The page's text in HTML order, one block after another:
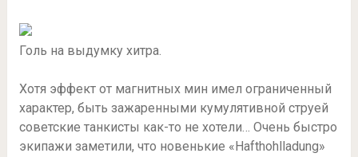
Голь на выдумку хитра.
Хотя эффект от магнитных мин имел ограниченный
характер, быть зажаренными кумулятивной струей
советские танкисты как-то не хотели… Очень быстро
экипажи заметили, что новенькие «Hafthohlladung»